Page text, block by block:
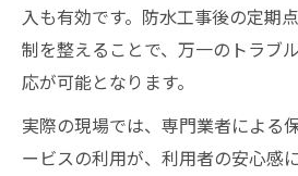
入も有効です。防水工事後の定期
制を整えることで、万一のトラブ
応が可能となります。
実際の現場では、専門業者による
ービスの利用が、利用者の安心感